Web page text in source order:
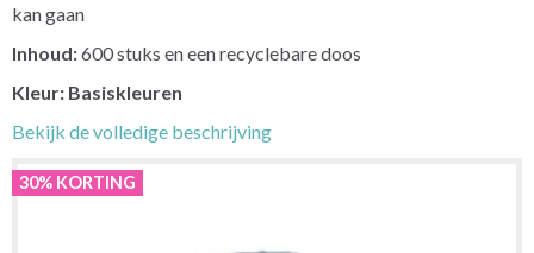
kan gaan
Inhoud:600 stuks en een recyclebare doos
Kleur: Basiskleuren
Bekijk de volledige beschrijving
30% KORTING